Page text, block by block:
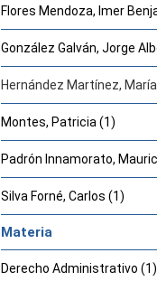
Flores Mendoza, Imer
González Galván, Jorge
Hernández Martínez,
Montes, Patricia (1)
Padrón Innamorato,
Silva Forné, Carlos (1)
Materia
Derecho Administrativo (1)